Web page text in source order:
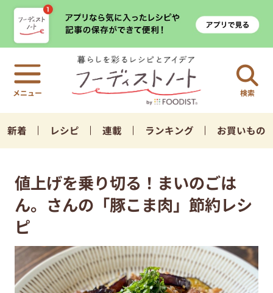
検索
新着 レシピ 連載 ランキング お買いもの
値上げを乗り切る！まいのごは
ん。さんの「豚こま肉」節約レシ
ピ